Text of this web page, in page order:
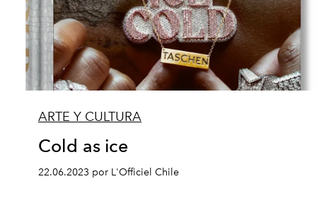
ARTE Y CULTURA
Cold as ice
22.06.2023 por L'Officiel Chile